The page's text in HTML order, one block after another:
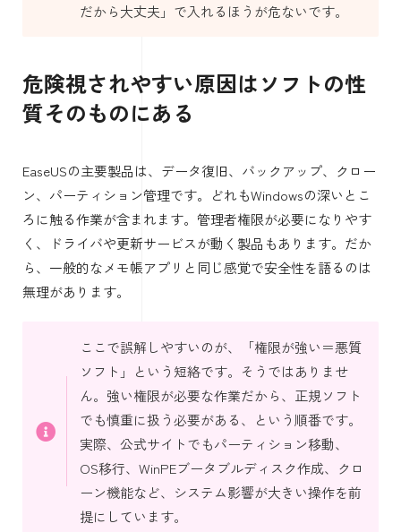
だから大丈夫」で入れるほうが危ないです。
危険視されやすい原因はソフトの性
質そのものにある
EaseUSの主要製品は、データ復旧、バックアップ、クロー
ン、パーティション管理です。どれもWindowsの深いとこ
ろに触る作業が含まれます。管理者権限が必要になりやす
く、ドライバや更新サービスが動く製品もあります。だか
ら、一般的なメモ帳アプリと同じ感覚で安全性を語るのは
無理があります。
ここで誤解しやすいのが、「権限が強い＝悪質
ソフト」という短絡です。そうではありませ
ん。強い権限が必要な作業だから、正規ソフト
でも慎重に扱う必要がある、という順番です。
実際、公式サイトでもパーティション移動、
OS移行、WinPEブータブルディスク作成、クロ
ーン機能など、システム影響が大きい操作を前
提にしています。